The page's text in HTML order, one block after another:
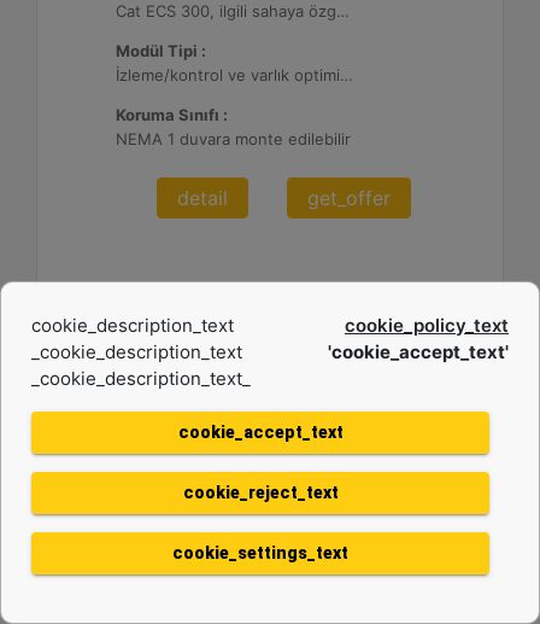
Cat ECS 300, ilgili sahaya özgü varlık gereksinimlerini karşılayacak şekilde yapılandırılabildiği çeşitli mikro şebekelerde kullanılmaktadır.
Modül Tipi :
İzleme/kontrol ve varlık optimizasyonu, 4 adede kadar Dağıtılmış Enerji Kaynağı (DER) ile yapılandırılabilir.
Koruma Sınıfı :
NEMA 1 duvara monte edilebilir
detail get_offer
DE26E3S (50 Hz)
cookie_description_text cookie_policy_text
_cookie_description_text 'cookie_accept_text'
_cookie_description_text_
cookie_accept_text
cookie_reject_text
cookie_settings_text